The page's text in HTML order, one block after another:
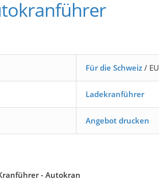
Für die Schweiz / EU
Ladekranführer
Angebot drucken
- Autokran